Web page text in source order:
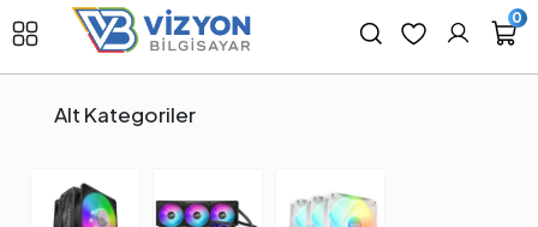
0
Alt Kategoriler